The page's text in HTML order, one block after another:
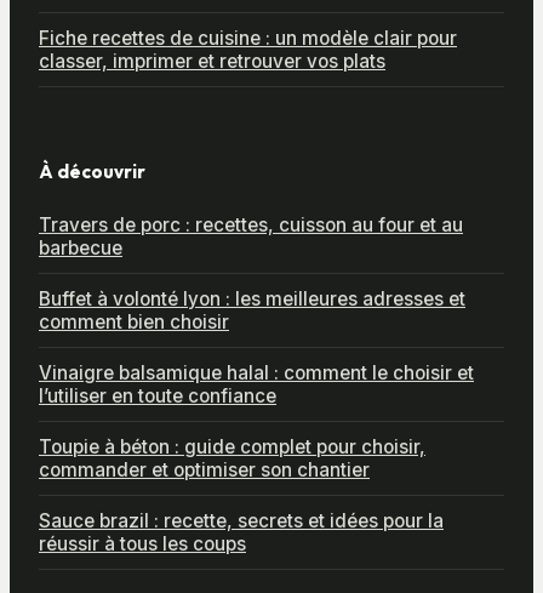
Fiche recettes de cuisine : un modèle clair pour
classer, imprimer et retrouver vos plats
À découvrir
Travers de porc : recettes, cuisson au four et au
barbecue
Buffet à volonté lyon : les meilleures adresses et
comment bien choisir
Vinaigre balsamique halal : comment le choisir et
l’utiliser en toute confiance
Toupie à béton : guide complet pour choisir,
commander et optimiser son chantier
Sauce brazil : recette, secrets et idées pour la
réussir à tous les coups